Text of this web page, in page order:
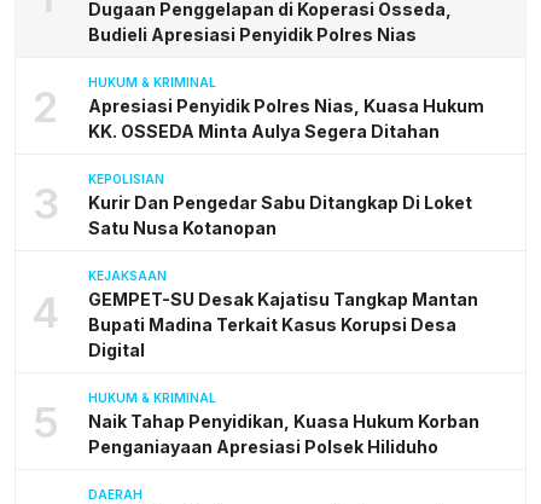
Dugaan Penggelapan di Koperasi Osseda,
Budieli Apresiasi Penyidik Polres Nias
2 HUKUM & KRIMINAL
Apresiasi Penyidik Polres Nias, Kuasa Hukum
KK. OSSEDA Minta Aulya Segera Ditahan
3 KEPOLISIAN
Kurir Dan Pengedar Sabu Ditangkap Di Loket
Satu Nusa Kotanopan
4
KEJAKSAAN
GEMPET-SU Desak Kajatisu Tangkap Mantan
Bupati Madina Terkait Kasus Korupsi Desa
Digital
5 HUKUM & KRIMINAL
Naik Tahap Penyidikan, Kuasa Hukum Korban
Penganiayaan Apresiasi Polsek Hiliduho
DAERAH